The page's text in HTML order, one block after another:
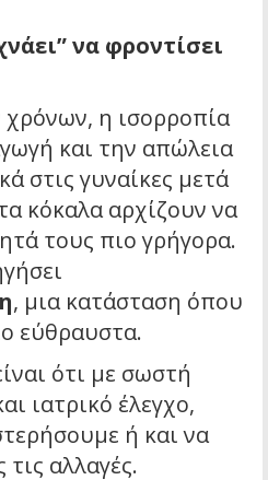
να φροντίσει
η ισορροπία
και την απώλεια
στις γυναίκες μετά
κόκαλα αρχίζουν να
τους πιο γρήγορα.
, μια κατάσταση όπου
εύθραυστα.
ότι με σωστή
ιατρικό έλεγχο,
ή και να
αλλαγές.